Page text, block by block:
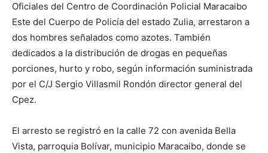
Oficiales del Centro de Coordinación Policial Maracaibo
Este del Cuerpo de Policía del estado Zulia, arrestaron a
dos hombres señalados como azotes. También
dedicados a la distribución de drogas en pequeñas
porciones, hurto y robo, según información suministrada
por el C/J Sergio Villasmil Rondón director general del
Cpez.
El arresto se registró en la calle 72 con avenida Bella
Vista, parroquia Bolívar, municipio Maracaibo, donde se